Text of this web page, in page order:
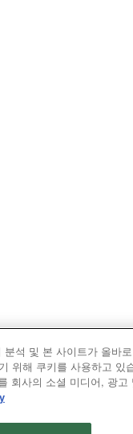
석 및 본 사이트가 올바
위해 쿠키를 사용하고 있
회사의 소셜 미디어, 광고